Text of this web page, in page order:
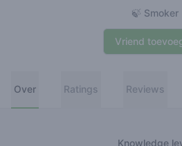
🍃 Smoker
Vriend
Over Ratings Reviews
Knowledge